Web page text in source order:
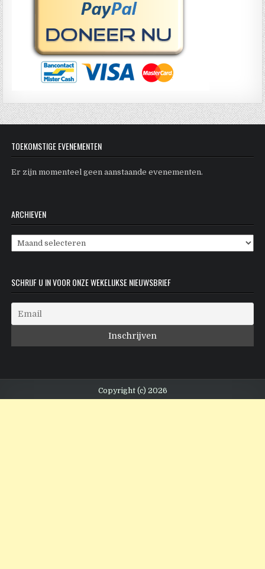
TOEKOMSTIGE EVENEMENTEN
Er zijn momenteel geen aanstaande evenementen.
ARCHIEVEN
Archieven
SCHRIJF U IN VOOR ONZE WEKELIJKSE NIEUWSBRIEF
Copyright (c) 2026